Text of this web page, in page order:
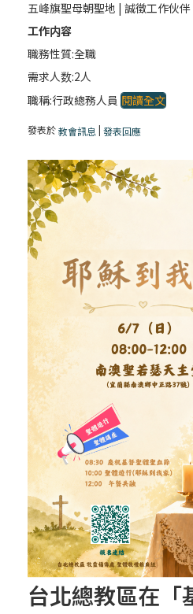
五峰旗聖母朝聖地 | 誠徵工作伙伴
工作内容
職務性質:全職
需求人数:2人
職稱:行政總務人員閱讀全文
發表於教會訊息|發表回應